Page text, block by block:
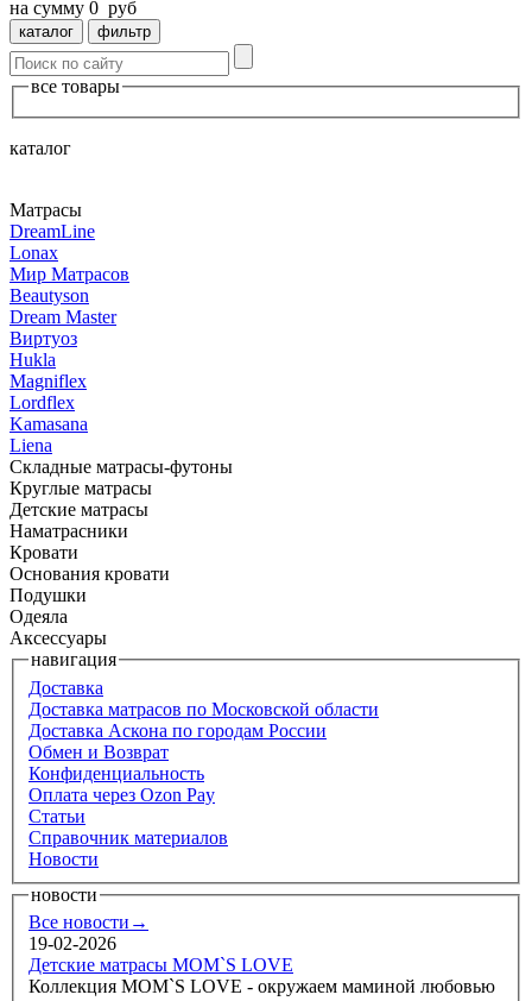
на сумму 0 руб
каталог фильтр
все товары
каталог
Матрасы
DreamLine
Lonax
Мир Mатрасов
Beautyson
Dream Master
Виртуоз
Hukla
Magniflex
Lordflex
Kamasana
Liena
Складные матрасы-футоны
Круглые матрасы
Детские матрасы
Наматрасники
Кровати
Основания кровати
Подушки
Одеяла
Аксессуары
навигация
Доставка
Доставка матрасов по Московской области
Доставка Аскона по городам России
Обмен и Возврат
Конфиденциальность
Оплата через Ozon Pay
Статьи
Справочник материалов
Новости
новости
Все новости→
19-02-2026
Детские матрасы MOM`S LOVE
Коллекция MOM`S LOVE - окружаем маминой любовью